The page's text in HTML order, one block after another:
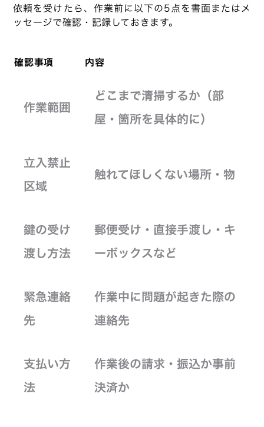
依頼を受けたら、作業前に以下の5点を書面またはメ
ッセージで確認・記録しておきます。
確認事項 内容
作業範囲
どこまで清掃するか（部
屋・箇所を具体的に）
立入禁止
区域
触れてほしくない場所・物
鍵の受け
渡し方法
郵便受け・直接手渡し・キ
ーボックスなど
緊急連絡
先
作業中に問題が起きた際の
連絡先
支払い方
法
作業後の請求・振込か事前
決済か